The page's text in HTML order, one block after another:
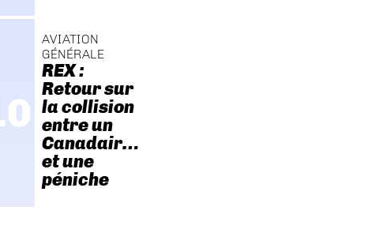
AVIATION
GÉNÉRALE
REX :
Retour sur
la collision
entre un
Canadair…
et une
péniche